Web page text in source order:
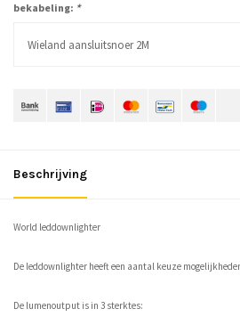
bekabeling: *
Wieland aansluitsnoer 2M
Beschrijving
World leddownlighter
De leddownlighter heeft een aantal keuze
De lumenoutput is in 3 sterktes: